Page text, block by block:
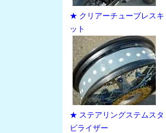
★ クリアーチューブレスキ
ット
★ ステアリングステムスタ
ビライザー